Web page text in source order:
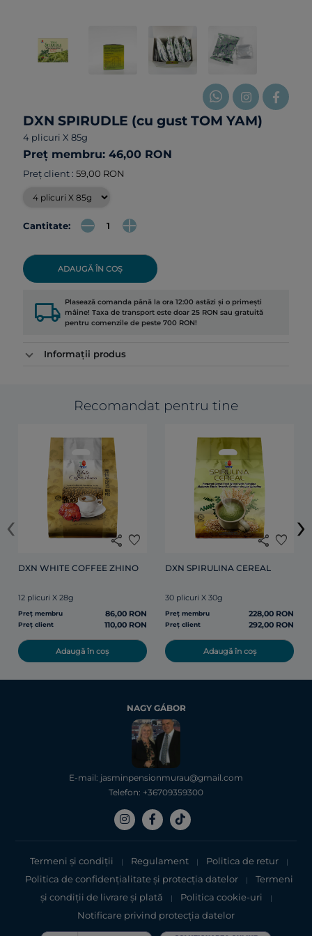
DXN SPIRUDLE (cu gust TOM YAM)
4 plicuri X 85g
Preț membru: 46,00 RON
Preț client : 59,00 RON
Cantitate:
ADAUGĂ ÎN COȘ
local_shipping Plasează comanda până la ora 12:00 astăzi și o primești
mâine! Taxa de transport este doar 25 RON sau gratuită
pentru comenzile de peste 700 RON!
Informații produs
Recomandat pentru tine
share favorite
DXN WHITE COFFEE ZHINO
12 plicuri X 28g
Preț membru 86,00 RON
Preț client 110,00 RON
Adaugă în coș
share favorite
DXN SPIRULINA CEREAL
30 plicuri X 30g
Preț membru 228,00 RON
Preț client 292,00 RON
Adaugă în coș
‹ ›
NAGY GÁBOR
E-mail: jasminpensionmurau@gmail.com
Telefon: +36709359300
Termeni și condiții | Regulament | Politica de retur |
Politica de confidențialitate şi protecţia datelor |
Termeni
şi condiții de livrare și plată
| Politica cookie-uri |
Notificare privind protecția datelor